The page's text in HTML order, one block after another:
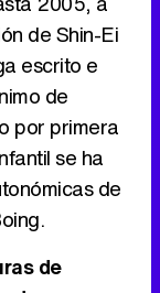
Tráiler en catalán de 'Ravalear', la nueva serie de HBO Max sobre los fondos buitre
de Shin-Ei
escrito e
de
por primera
se ha
de
de